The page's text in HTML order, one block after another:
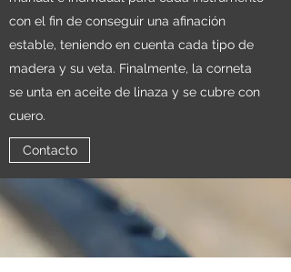
con el fin de conseguir una afinación
estable, teniendo en cuenta cada tipo de
madera y su veta. Finalmente, la corneta
se unta en aceite de linaza y se cubre con
cuero.
Contacto